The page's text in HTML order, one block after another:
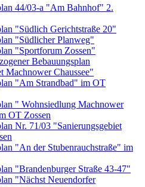
44/03-a "Am Bahnhof" 2.
"Südlich Gerichtstraße 20"
"Südlicher Planweg"
"Sportforum Zossen"
Bebauungsplan
Machnower Chaussee"
"Am Strandbad" im OT
" Wohnsiedlung Machnower
OT Zossen
Nr. 71/03 "Sanierungsgebiet
"An der Stubenrauchstraße" im
"Brandenburger Straße 43-47"
"Nächst Neuendorfer